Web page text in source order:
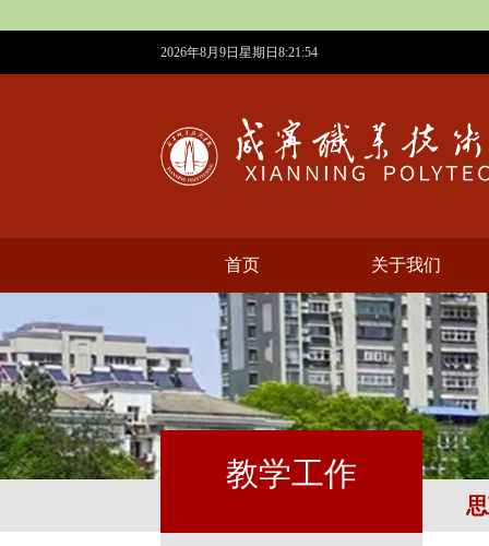
2026年8月9日星期日8:21:54
首页 ​关于我们
教学工作